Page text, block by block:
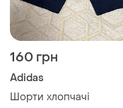
160 грн
Adidas
Шорти хлопчачі